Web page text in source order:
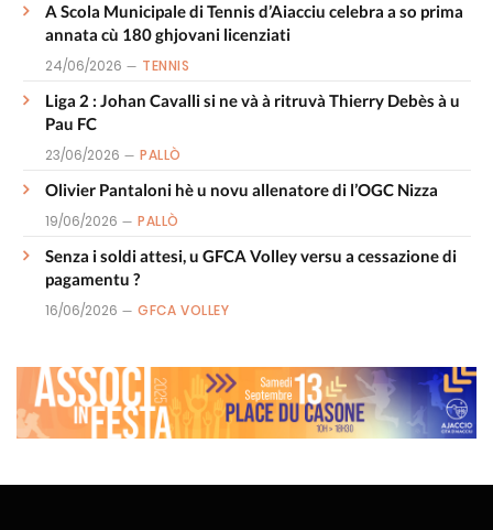
A Scola Municipale di Tennis d’Aiacciu celebra a so prima
annata cù 180 ghjovani licenziati
24/06/2026 TENNIS
Liga 2 : Johan Cavalli si ne và à ritruvà Thierry Debès à u
Pau FC
23/06/2026 PALLÒ
Olivier Pantaloni hè u novu allenatore di l’OGC Nizza
19/06/2026 PALLÒ
Senza i soldi attesi, u GFCA Volley versu a cessazione di
pagamentu ?
16/06/2026 GFCA VOLLEY